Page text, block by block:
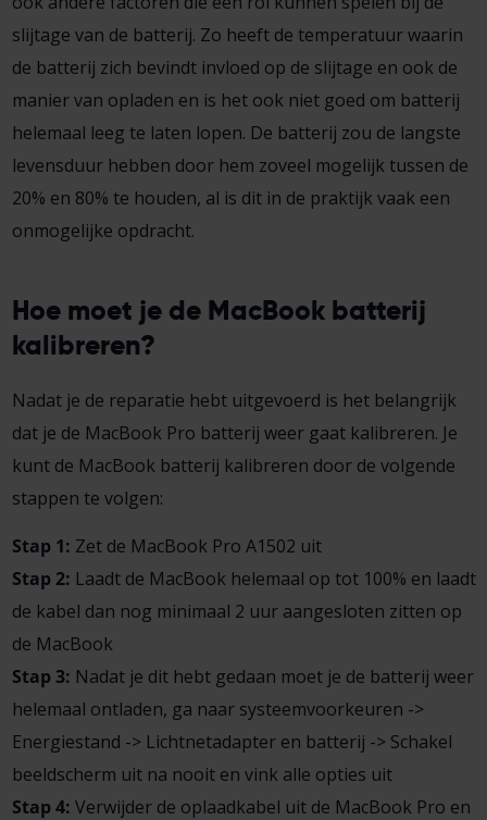
slijtage van de batterij. Zo heeft de temperatuur waarin
de batterij zich bevindt invloed op de slijtage en ook de
manier van opladen en is het ook niet goed om batterij
helemaal leeg te laten lopen. De batterij zou de langste
levensduur hebben door hem zoveel mogelijk tussen de
20% en 80% te houden, al is dit in de praktijk vaak een
onmogelijke opdracht.
Hoe moet je de MacBook batterij
kalibreren?
Nadat je de reparatie hebt uitgevoerd is het belangrijk
dat je de MacBook Pro batterij weer gaat kalibreren. Je
kunt de MacBook batterij kalibreren door de volgende
stappen te volgen:
Stap 1: Zet de MacBook Pro A1502 uit
Stap 2: Laadt de MacBook helemaal op tot 100% en laadt
de kabel dan nog minimaal 2 uur aangesloten zitten op
de MacBook
Stap 3: Nadat je dit hebt gedaan moet je de batterij weer
helemaal ontladen, ga naar systeemvoorkeuren ->
Energiestand -> Lichtnetadapter en batterij -> Schakel
beeldscherm uit na nooit en vink alle opties uit
Stap 4: Verwijder de oplaadkabel uit de MacBook Pro en